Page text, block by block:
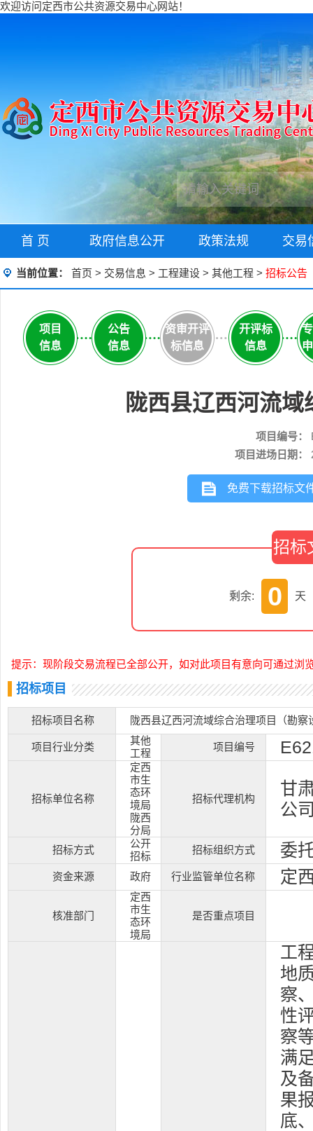
欢迎访问定西市公共资源交易中心网站！
首 页 政府信息公开 政策法规 交易
当前位置： 首页 > 交易信息 > 工程建设 > 其他工程 > 招标公告
项目
信息
公告
信息
资审开评
标信息
开评标
信息
陇西县辽西河流
项目编号：
项目进场日期：
免费下载招标文
招标
剩余: 0 天
提示：现阶段交易流程已全部公开，如对此项目有意向可通过浏
招标项目
招标项目名称 陇西县辽西河流域综合治理项目（勘察
项目行业分类
其他
工程
项目编号
招标单位名称
定西
市生
态环
境局
陇西
分局
招标代理机构
甘
公
招标方式
公开
招标
招标组织方式 委
资金来源 政府 行业监管单位名称 定
核准部门
定西
市生
态环
境局
是否重点项目
工
地
察
性
察
满
及
果
底